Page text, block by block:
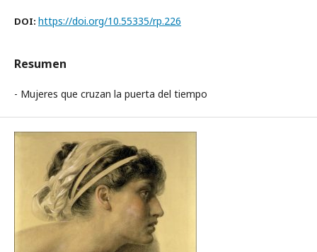
DOI: https://doi.org/10.55335/rp.226
Resumen
- Mujeres que cruzan la puerta del tiempo